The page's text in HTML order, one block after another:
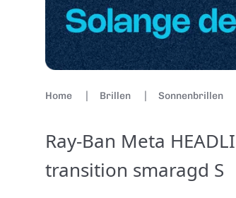
Home Brillen Sonnenbrillen
Ray-Ban Meta
transition smaragd S